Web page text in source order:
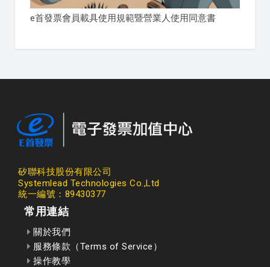
e首發票會員載具使用規範暨營業人使用同意書
矽聯科技股份有限公司
Systemlead Technologies Co.,Ltd
統一編號：89430377
常用連結
關於我們
服務條款（Terms of Service）
操作教學